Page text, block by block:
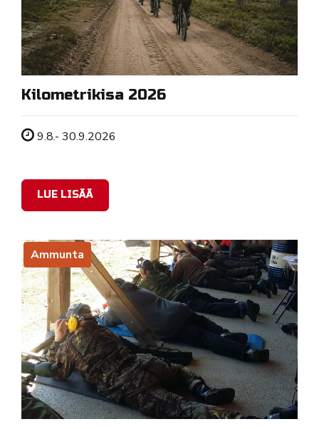
Kilometrikisa 2026
Tapahtuman ajankohta
9.8.- 30.9.2026
LUE LISÄÄ
Ammunta